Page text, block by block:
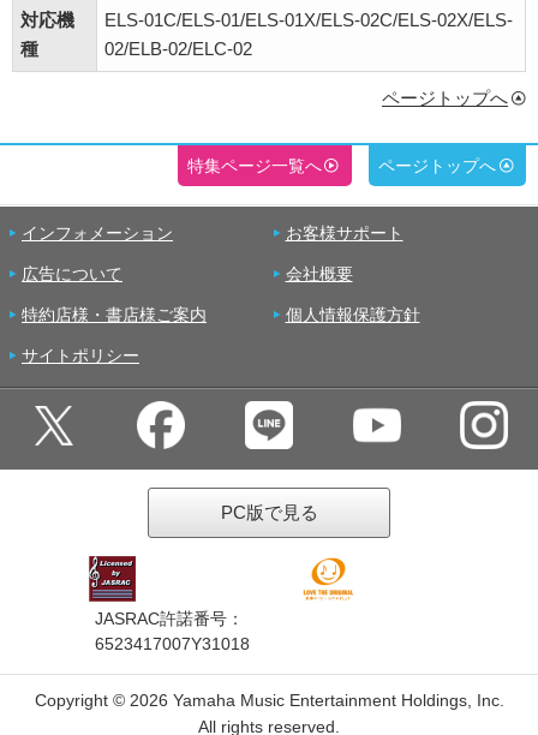
対応機
種
ELS-01C/ELS-01/ELS-01X/ELS-02C/ELS-02X/ELS-
02/ELB-02/ELC-02
ページトップへ
特集ページ一覧へ ページトップへ
インフォメーション お客様サポート
広告について 会社概要
特約店様・書店様ご案内 個人情報保護方針
サイトポリシー
PC版で見る
JASRAC許諾番号：
6523417007Y31018
Copyright © 2026 Yamaha Music Entertainment Holdings, Inc.
All rights reserved.